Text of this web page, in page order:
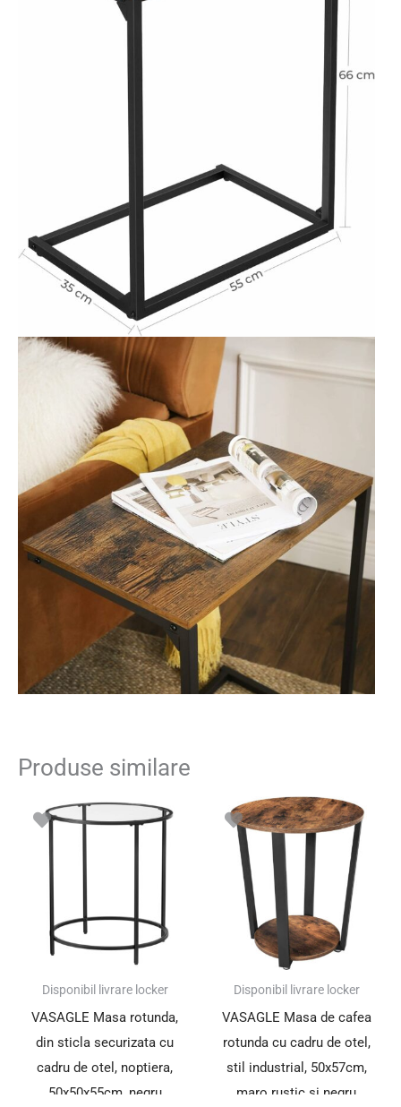
Produse similare
Disponibil livrare locker
VASAGLE Masa rotunda,
din sticla securizata cu
cadru de otel, noptiera,
50x50x55cm, negru
Disponibil livrare locker
VASAGLE Masa de cafea
rotunda cu cadru de otel,
stil industrial, 50x57cm,
maro rustic si negru